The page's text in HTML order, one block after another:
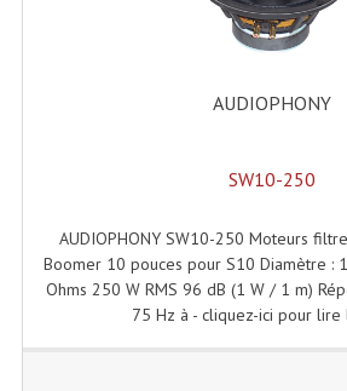
Karaoké Materiel Lecteur
Disque DVD
LISTE DU MATERIEL
PLAN ACCES, LES
AUDIOPHONY
SW10-250
AUDIOPHONY SW10-250 Moteurs
Boomer 10 pouces pour S10 Diamètre :
Ohms 250 W RMS 96 dB (1 W / 1 m)
75 Hz à - cliquez-ici pour lire